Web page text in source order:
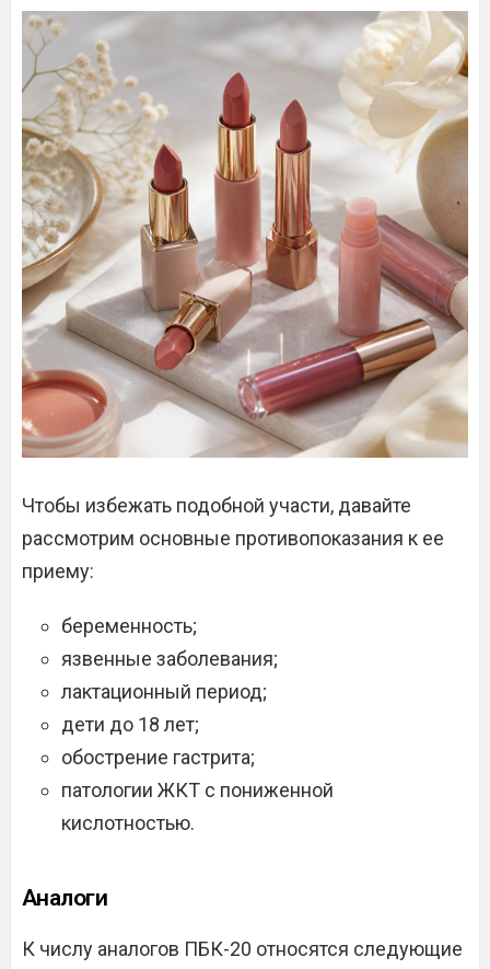
Чтобы избежать подобной участи, давайте
рассмотрим основные противопоказания к ее
приему:
беременность;
язвенные заболевания;
лактационный период;
дети до 18 лет;
обострение гастрита;
патологии ЖКТ с пониженной
кислотностью.
Аналоги
К числу аналогов ПБК-20 относятся следующие